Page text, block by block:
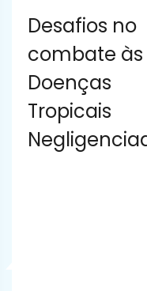
Desafios no
combate às
Doenças
Tropicais